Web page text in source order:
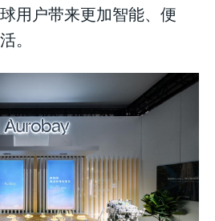
用户带来更加智能、便
。